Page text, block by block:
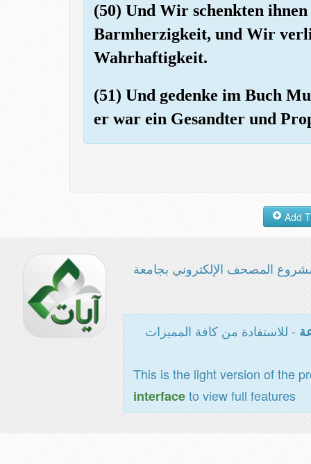
(50) Und Wir schenkten
Barmherzigkeit, und Wir
Wahrhaftigkeit.
(51) Und gedenke im Buch
er war ein Gesandter und
المصحف الإلكتروني بجامعة
- للاستفادة من كافة المميزات
This is the light version of the
interfaceto view full features